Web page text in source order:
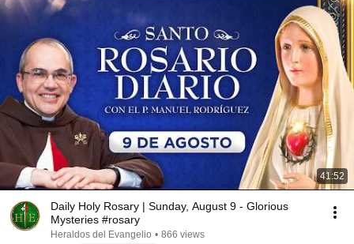
41:52
Daily Holy Rosary | Sunday, August 9 - Glorious
Mysteries #rosary
Heraldos del Evangelio • 866 views